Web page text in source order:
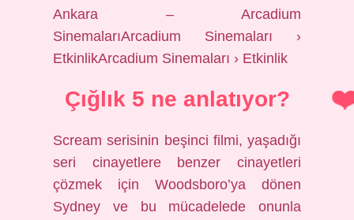
Ankara – Arcadium
SinemalarıArcadium Sinemaları ›
EtkinlikArcadium Sinemaları › Etkinlik
Çığlık 5 ne anlatıyor?
Scream serisinin beşinci filmi, yaşadığı
seri cinayetlere benzer cinayetleri
çözmek için Woodsboro’ya dönen
Sydney ve bu mücadelede onunla